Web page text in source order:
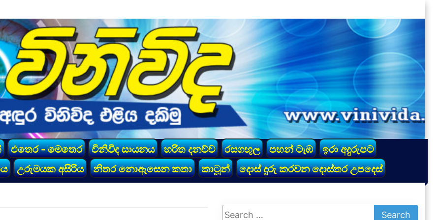
එතෙර - මෙතෙර විනිවිද සායනය හරිත දනව්ව රසගඟුල පහන් ටැඹ
ඉරා අදුරුපට
උරුමයක අසිරිය නිතර නොඇසෙන කතා කාටූන් දොස් දුරු කරවන දොස්තර උපදෙස්